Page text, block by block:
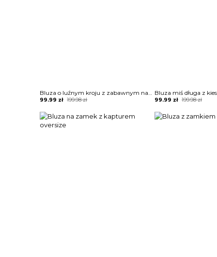
199.98zł
Original
was:
199.98 zł.
99.99 zł
Current
is:
99.99 zł.
Bluza miś długa z
199.98zł
Original
was:
199.98 zł.
99.99 zł
Current
is:
99.99 zł.